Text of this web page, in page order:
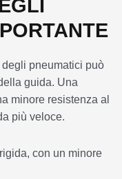
pneumatici può
guida. Una
minore resistenza al
più veloce.
con un minore